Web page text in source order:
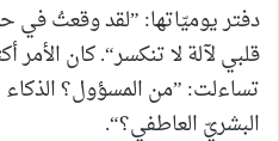
دفتر يوميّاتها: ”لقد وقعتُ
قلبي لآلة لا تنكسر“. كان الأمر
تساءلت: ”من المسؤول؟ الذكاء
البشريّ العاطفي؟“.